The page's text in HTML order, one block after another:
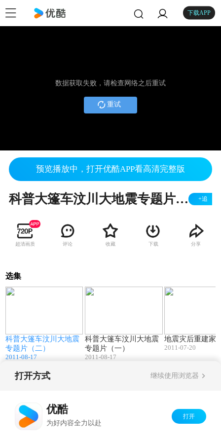
下载APP
数据获取失败，请检查网络之后重试
重试
预览播放中，打开优酷APP看高清完整版
科普大篷车汶川大地震专题片（二） +追
超清画质 评论 收藏 下载 分享
选集
科普大篷车汶川大地震
专题片（二）
2011-08-17
科普大篷车汶川大地震
专题片（一）
2011-08-17
地震灾后重建家
2011-07-20
打开方式 继续使用浏览器
优酷
为好内容全力以赴
打开